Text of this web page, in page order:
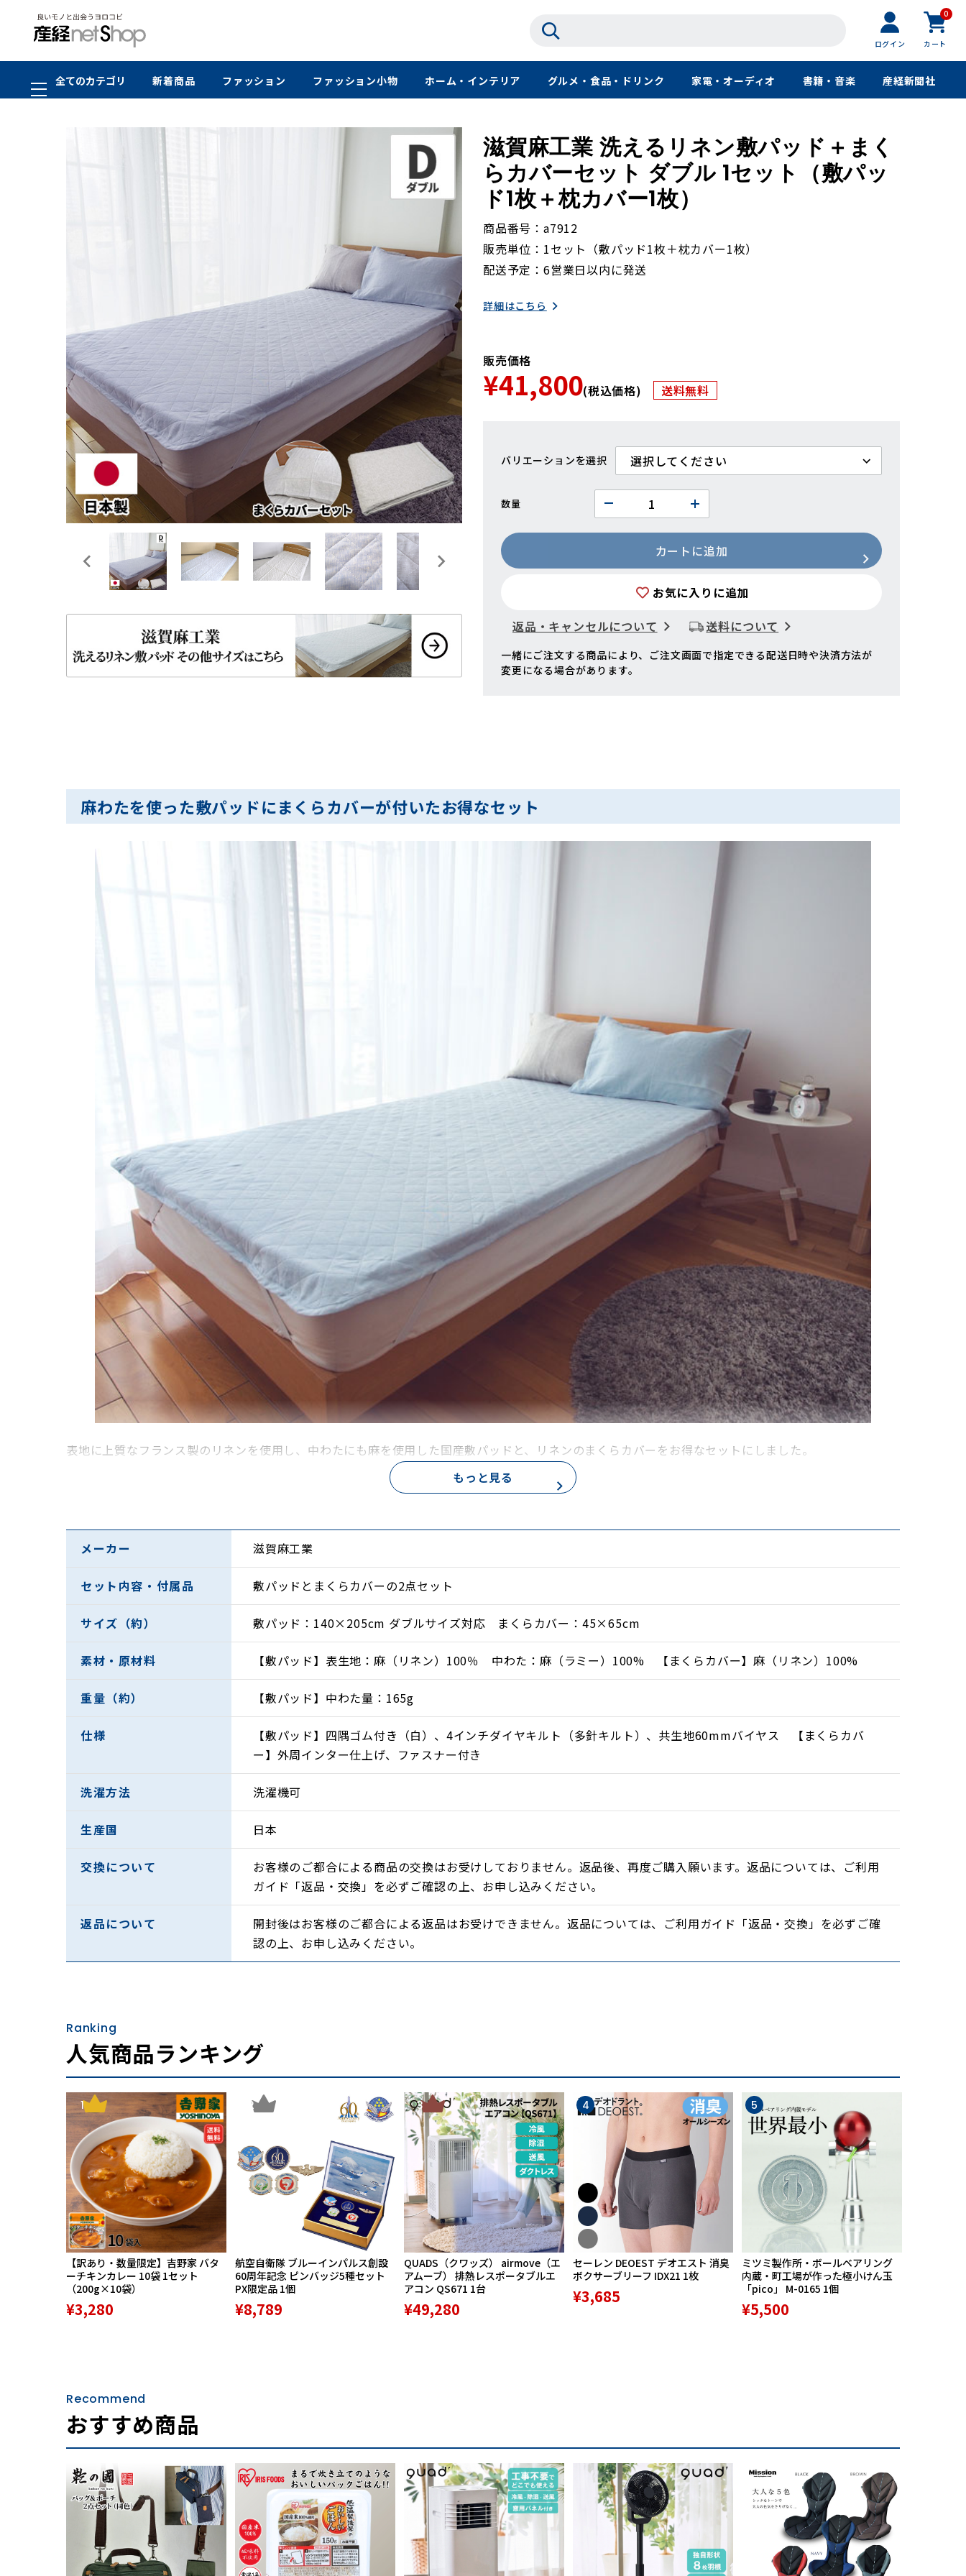
ログイン
0
カート
全てのカテゴリ 新着商品 ファッション ファッション小物 ホーム・インテリア グルメ・食品・ドリンク 家電・オーディオ 書籍・音楽 産経新聞社
滋賀麻工業 洗えるリネン敷パッド＋まく
らカバーセット ダブル 1セット（敷パッ
ド1枚＋枕カバー1枚）
商品番号
a7912
販売単位
1セット（敷パッド1枚＋枕カバー1枚）
配送予定
6営業日以内に発送
詳細はこちら
販売価格
¥41,800(税込価格) 送料無料
バリエーション
数量
カートに追加
お気に入りに追加
返品・キャンセルについて
送料について
一緒にご注文する商品により、ご注文画面で指定できる配送日時や決済方法が
変更になる場合があります。
麻わたを使った敷パッドにまくらカバーが付いたお得なセット
表地に上質なフランス製のリネンを使用し、中わたにも麻を使用した国産敷パッドと、リネンのまくらカバーをお得なセットにしました。
湿気と熱を吸収し、放出してくれるため、さらっと爽やかな使い心地が自慢です。
たくさん汗をかいてもご家庭の洗濯機で丸洗いでき、乾きやすいので清潔に使えます。
高温多湿な日本の夏もこの「洗えるリネンの寝具」で快適に乗り切りましょう。
今年の夏は日本製「洗えるリネン」の寝具で快適な睡眠を
高温多湿な日本の夏。湿気や汗でベトつき、なかなか寝付けなかったり、冷房をつけたままで寝て体調を崩してしまうという人も多いのではないでしょう
実はそんな理想を叶えてくれるのが「麻」を使った寝具です。
昔から日本では夏には麻を使うという習慣があります。
シャリっとした肌ざわりが特長で、吸湿性と放湿性が高く、汗を吸ってもためずに放出して、肌にまとわりつかずサラッとした使い心地です。
熱伝導率が高く、体の熱を奪い、奪った熱を放つ力があるので常に温度を低く保つ働きがあります。
そんな高温多湿の日本の夏に適した機能を持った素材を何年も昔から好んで使用していたのです。
今回は数多くある麻寝具の中から、1944年創業以来、滋賀県の琵琶湖東地域の伝統産業「近江の麻」と共に歩み、良質な麻織物製品を提供している滋賀
麻工業の手掛ける「洗えるリネン」の寝具をご紹介します。
上質なフランス製のリネンを使用
人類最古の繊維と言われるリネン（亜麻）は主にフランス、ベルギー、オランダなどヨーロッパを中心に栽培されています。
もっと見る
メーカー 滋賀麻工業
セット内容・付属品 敷パッドとまくらカバーの2点セット
サイズ（約） 敷パッド：140×205cm ダブルサイズ対応 まくらカバー：45×65cm
素材・原材料 【敷パッド】表生地：麻（リネン）100％ 中わた：麻（ラミー）100% 【まくらカバー】麻（リネン）100%
重量（約） 【敷パッド】中わた量：165g
仕様
【敷パッド】四隅ゴム付き（白）、4インチダイヤキルト（多針キルト）、共生地60mmバイヤス 【まくらカバ
ー】外周インター仕上げ、ファスナー付き
洗濯方法 洗濯機可
生産国 日本
交換について
お客様のご都合による商品の交換はお受けしておりません。返品後、再度ご購入願います。返品については、ご利用
ガイド「返品・交換」を必ずご確認の上、お申し込みください。
返品について
開封後はお客様のご都合による返品はお受けできません。返品については、ご利用ガイド「返品・交換」を必ずご確
認の上、お申し込みください。
Ranking
人気商品ランキング
1
【訳あり・数量限定】吉野家 バタ
ーチキンカレー 10袋 1セット
（200g×10袋）
¥3,280
2
航空自衛隊 ブルーインパルス創設
60周年記念 ピンバッジ5種セット
PX限定品 1個
¥8,789
3
QUADS（クワッズ） airmove（エ
アムーブ） 排熱レスポータブルエ
アコン QS671 1台
¥49,280
4
セーレン DEOEST デオエスト 消臭
ボクサーブリーフ IDX21 1枚
¥3,685
5
ミツミ製作所・ボールベアリング
内蔵・町工場が作った極小けん玉
「pico」 M-0165 1個
¥5,500
Recommend
おすすめ商品